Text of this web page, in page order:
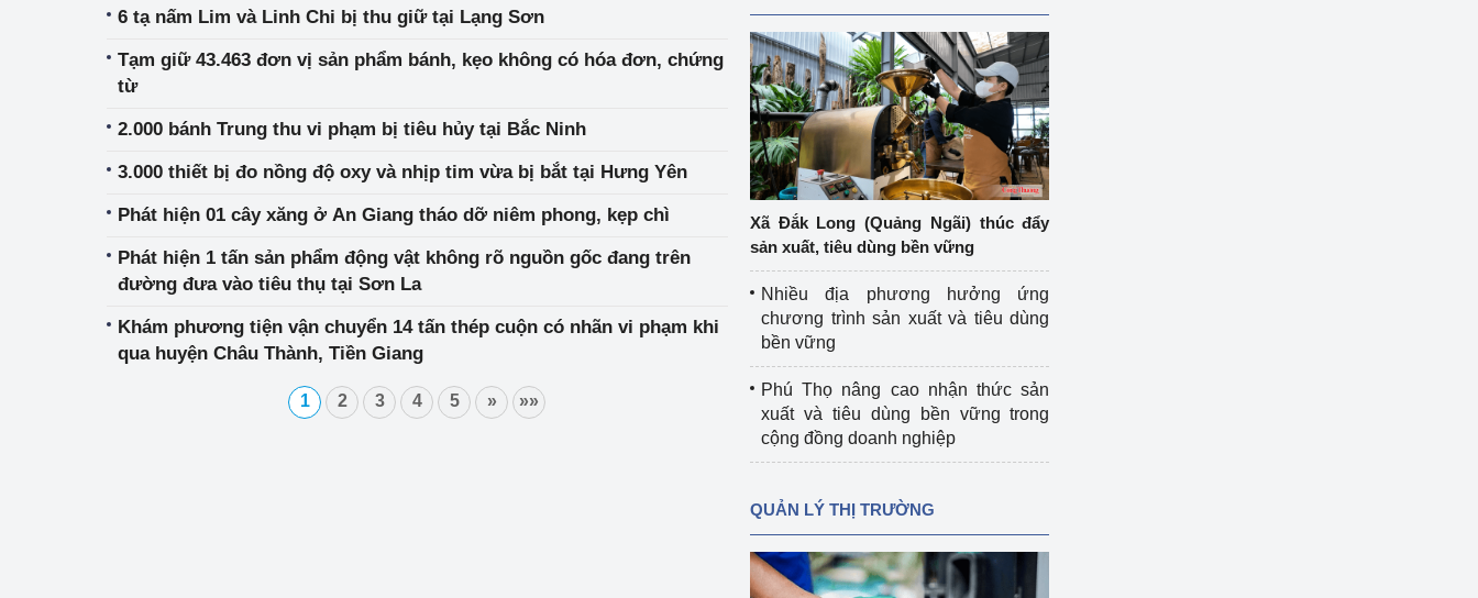
6 tạ nấm Lim và Linh Chi bị thu giữ tại Lạng Sơn
Tạm giữ 43.463 đơn vị sản phẩm bánh, kẹo không có hóa đơn, chứng
từ
2.000 bánh Trung thu vi phạm bị tiêu hủy tại Bắc Ninh
3.000 thiết bị đo nồng độ oxy và nhịp tim vừa bị bắt tại Hưng Yên
Phát hiện 01 cây xăng ở An Giang tháo dỡ niêm phong, kẹp chì
Phát hiện 1 tấn sản phẩm động vật không rõ nguồn gốc đang trên
đường đưa vào tiêu thụ tại Sơn La
Khám phương tiện vận chuyển 14 tấn thép cuộn có nhãn vi phạm khi
qua huyện Châu Thành, Tiền Giang
1 2 3 4 5 » »»
Xã Đắk Long (Quảng Ngãi) thúc đẩy
sản xuất, tiêu dùng bền vững
Nhiều địa phương hưởng ứng
chương trình sản xuất và tiêu dùng
bền vững
Phú Thọ nâng cao nhận thức sản
xuất và tiêu dùng bền vững trong
cộng đồng doanh nghiệp
QUẢN LÝ THỊ TRƯỜNG